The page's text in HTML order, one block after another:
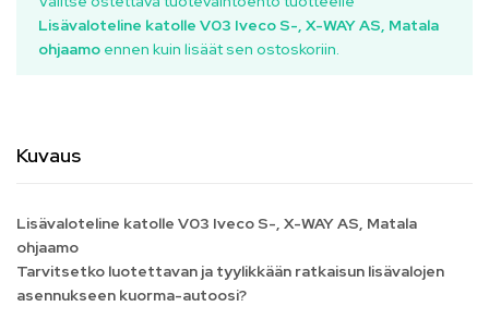
Lisävaloteline katolle V03 Iveco S-, X-WAY AS, Matala
ohjaamo ennen kuin lisäät sen ostoskoriin.
Kuvaus
Lisävaloteline katolle V03 Iveco S-, X-WAY AS, Matala
ohjaamo
Tarvitsetko luotettavan ja tyylikkään ratkaisun lisävalojen
asennukseen kuorma-autoosi?